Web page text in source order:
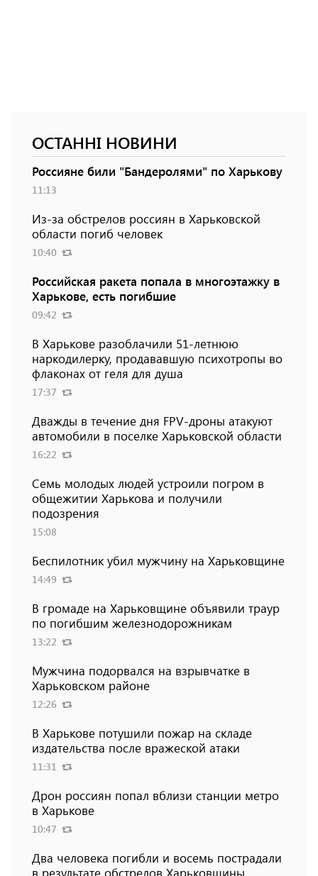
ОСТАННІ НОВИНИ
Россияне били "Бандеролями" по Харькову
11:13
Из-за обстрелов россиян в Харьковской
области погиб человек
10:40
Российская ракета попала в многоэтажку в
Харькове, есть погибшие
09:42
В Харькове разоблачили 51-летнюю
наркодилерку, продававшую психотропы во
флаконах от геля для душа
17:37
Дважды в течение дня FPV-дроны атакуют
автомобили в поселке Харьковской области
16:22
Семь молодых людей устроили погром в
общежитии Харькова и получили
подозрения
15:08
Беспилотник убил мужчину на Харьковщине
14:49
В громаде на Харьковщине объявили траур
по погибшим железнодорожникам
13:22
Мужчина подорвался на взрывчатке в
Харьковском районе
12:26
В Харькове потушили пожар на складе
издательства после вражеской атаки
11:31
Дрон россиян попал вблизи станции метро
в Харькове
10:47
Два человека погибли и восемь пострадали
в результате обстрелов Харьковщины